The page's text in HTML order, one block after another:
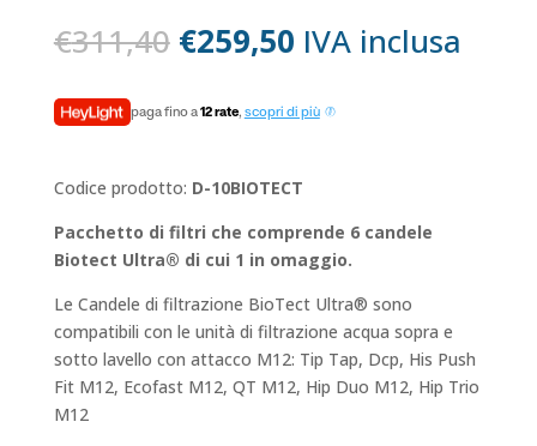
€311,40 Il
prezzo
originale
era:
€259,50Il
prezzo
attuale
è:
IVA inclusa
paga fino a12 rate, scopri di più
Codice prodotto: D-10BIOTECT
Pacchetto di filtri che comprende 6 candele
Biotect Ultra® di cui 1 in omaggio.
Le Candele di filtrazione BioTect Ultra® sono
compatibili con le unità di filtrazione acqua sopra e
sotto lavello con attacco M12: Tip Tap, Dcp, His Push
Fit M12, Ecofast M12, QT M12, Hip Duo M12, Hip Trio
M12